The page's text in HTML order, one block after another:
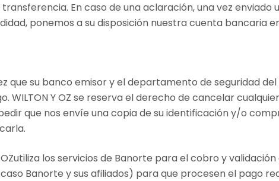
En caso de una aclaración, una vez
ponemos a su disposición nuestra cuenta bancaria
que su banco emisor y el departamento de seguridad
WILTON Y OZ se reserva el derecho de cancelar
que nos envíe una copia de su identificación y/o
los servicios de Banorte para el cobro y validación
Banorte y sus afiliados) para que procesen el pago